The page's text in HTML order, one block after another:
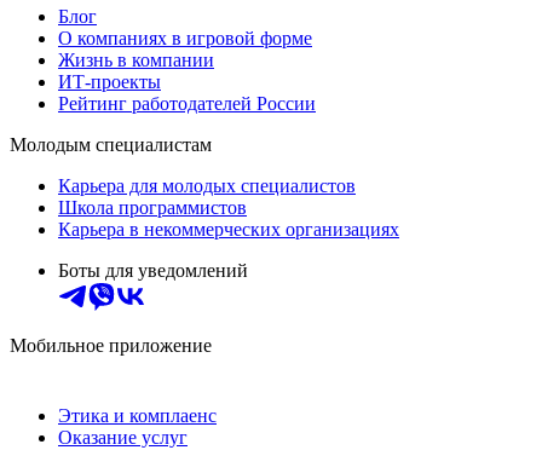
Блог
О компаниях в игровой форме
Жизнь в компании
ИТ-проекты
Рейтинг работодателей России
Молодым специалистам
Карьера для молодых специалистов
Школа программистов
Карьера в некоммерческих организациях
Боты для уведомлений
Мобильное приложение
Этика и комплаенс
Оказание услуг